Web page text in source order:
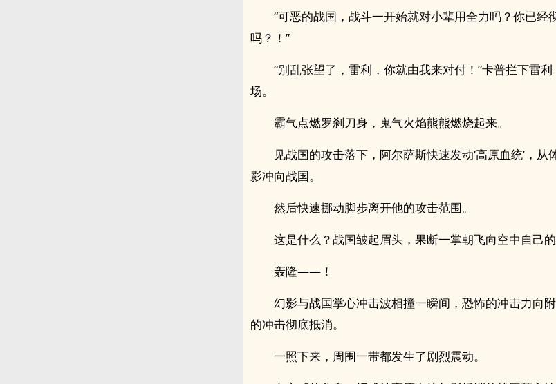
“可恶的战国，战斗一开始就对小辈用全力吗？你已经
吗？！”
“别乱张望了，雷利，你就由我来对付！”卡普拦下雷
场。
霸气点燃罗刹刀身，鬼气火焰熊熊燃烧起来。
见战国的攻击落下，阿尔萨斯快速发动‘高原血统’，
影冲向战国。
然后快速挪动脚步离开他的攻击范围。
这是什么？战国皱起眉头，果断一掌朝飞向空中自己的
轰隆——！
幻影与战国掌心冲击波相撞一瞬间，恐怖的冲击力向
的冲击彻底抵消。
一照下来，周围一带都发生了剧烈震动。